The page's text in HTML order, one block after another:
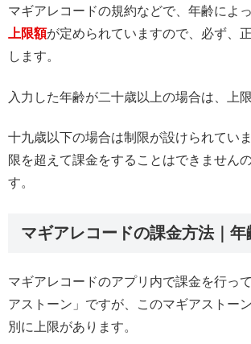
マギアレコードの規約などで、年齢によ
上限額が定められていますので、必ず、
します。
入力した年齢が二十歳以上の場合は、上
十九歳以下の場合は制限が設けられてい
限を超えて課金をすることはできません
す。
マギアレコードの課金方法｜年
マギアレコードのアプリ内で課金を行っ
アストーン」ですが、このマギアストー
別に上限があります。